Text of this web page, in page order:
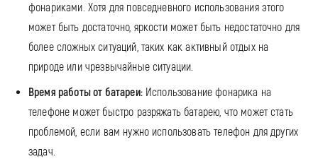
фонариками. Хотя для повседневного использования этого
может быть достаточно, яркости может быть недостаточно для
более сложных ситуаций, таких как активный отдых на
природе или чрезвычайные ситуации.
Время работы от батареи:Использование фонарика на
телефоне может быстро разряжать батарею, что может стать
проблемой, если вам нужно использовать телефон для других
задач.